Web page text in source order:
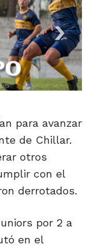
para avanzar
de Chillar.
otros
con el
derrotados.
por 2 a
en el